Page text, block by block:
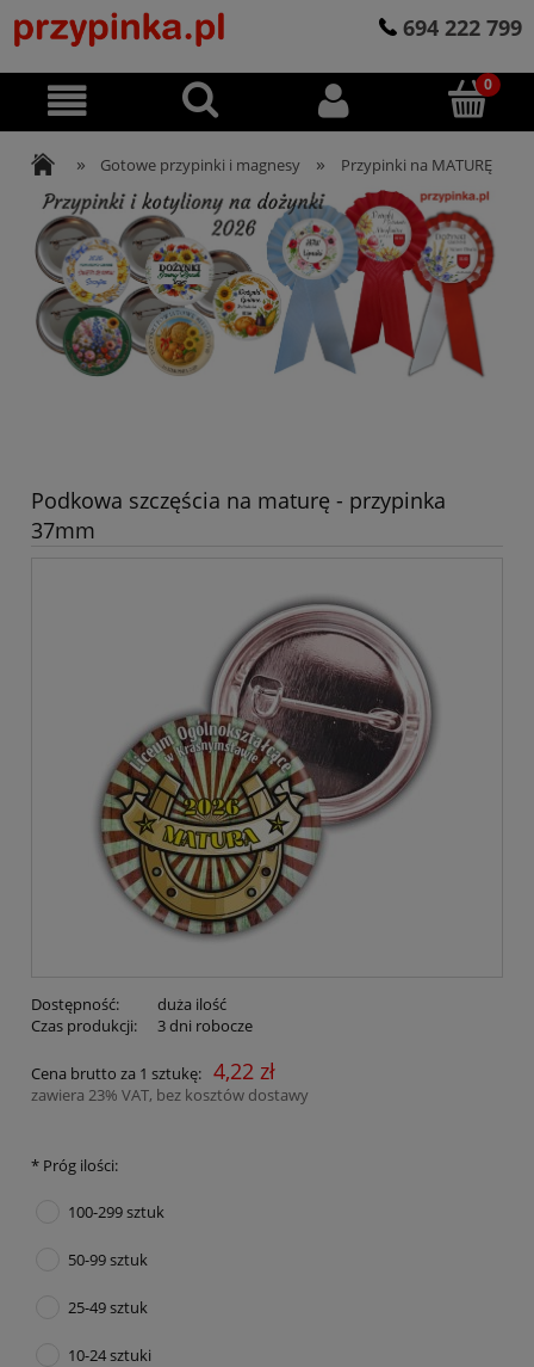
694 222 799
» Gotowe przypinki i magnesy » Przypinki na MATURĘ
Podkowa szczęścia na maturę - przypinka
37mm
Dostępność:
duża ilość
Czas produkcji:
3 dni robocze
Cena brutto za 1 sztukę: 4,22 zł
zawiera 23% VAT, bez kosztów dostawy
* Próg ilości:
100-299 sztuk
50-99 sztuk
25-49 sztuk
10-24 sztuki